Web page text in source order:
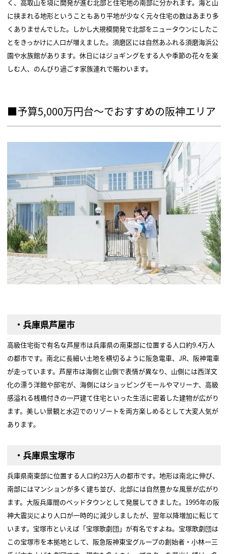
く、高取山を境に開発が進む北部と住宅地の南部に分かれます。海と山
に挟まれる地形ということもあり平地が少なく元々住宅の数はあまり多
くありませんでした。しかし大規模開発で北部をニュータウンにしたこ
とをきっかけに人口が増えました。須磨区には自然あふれる須磨海浜公
園や水族館があります。休日にはジョギングをする人や季節の花々を楽
しむ人、のんびり過ごす家族連れで賑わいます。
■予算5,000万円台〜でおすすめの阪神エリア
・兵庫県芦屋市
高級住宅街で有名な芦屋市は兵庫県の南東部に位置する人口約9.4万人
の都市です。南北に長細い土地を横切るように阪急電車、JR、阪神電車
が走っています。芦屋市は海側と山側で表情が異なり、山側には西洋文
化の漂う洋館や邸宅が、海側にはショッピングモールやマリーナ、高級
感溢れる桟橋付きの一戸建て住宅といった生活に密着した建物が広がり
ます。美しい景観と水辺でのリゾートを両方楽しめるとして大変人気が
あります。
・兵庫県宝塚市
兵庫県南東部に位置する人口約23万人の都市です。地形は南北に伸び、
南部にはマンションが多く建ち並び、北部には自然豊かな風景が広がり
ます。大阪兵庫間のベッドタウンとして発展してきました。1995年の阪
神大震災により人口が一時的に減少しましたが、翌年以降増加に転じて
います。宝塚市といえば「宝塚歌劇団」が有名ですよね。宝塚歌劇団は
この宝塚市を本拠地として、阪急阪神東宝グループの創始者・小林一三